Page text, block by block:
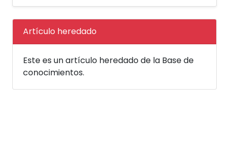
Artículo heredado
Este es un artículo heredado de la Base de
conocimientos.